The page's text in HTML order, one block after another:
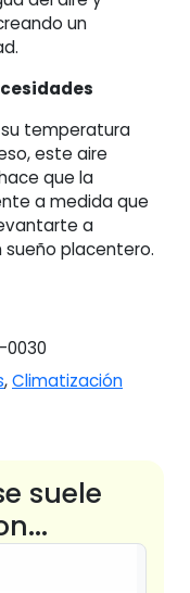
un
temperatura
este aire
que la
a medida que
a
placentero.
0030
,Climatización
suele